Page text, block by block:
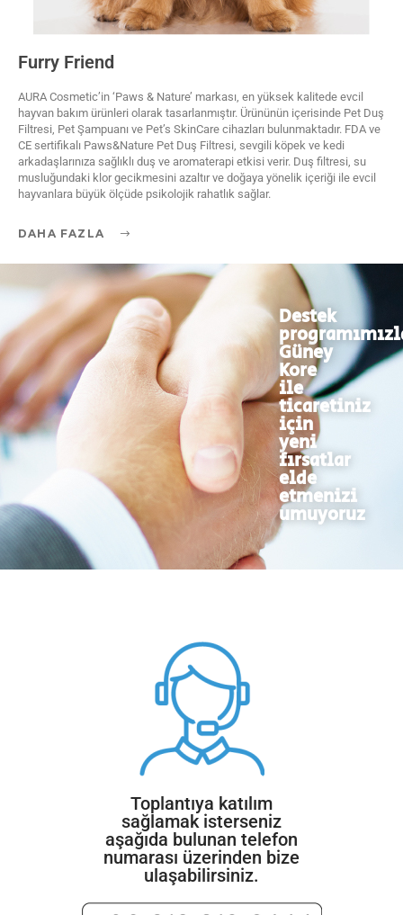
Furry Friend
AURA Cosmetic’in ‘Paws & Nature’ markası, en yüksek kalitede evcil
hayvan bakım ürünleri olarak tasarlanmıştır. Ürününün içerisinde Pet Duş
Filtresi, Pet Şampuanı ve Pet’s SkinCare cihazları bulunmaktadır. FDA ve
CE sertifikalı Paws&Nature Pet Duş Filtresi, sevgili köpek ve kedi
arkadaşlarınıza sağlıklı duş ve aromaterapi etkisi verir. Duş filtresi, su
musluğundaki klor gecikmesini azaltır ve doğaya yönelik içeriği ile evcil
hayvanlara büyük ölçüde psikolojik rahatlık sağlar.
DAHA FAZLA
Destek
Güney
Kore
ile
ticaretiniz
için
yeni
fırsatlar
elde
etmenizi
umuyoruz
Toplantıya katılım
sağlamak isterseniz
aşağıda bulunan telefon
numarası üzerinden bize
ulaşabilirsiniz.